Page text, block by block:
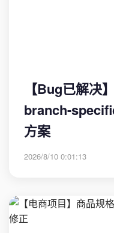
【Bug已解
branch-
方案
2026/8/10 0:01:13